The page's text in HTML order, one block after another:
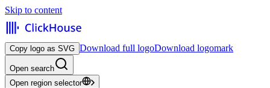
Skip to content
Copy logo as SVG Download full logoDownload logomark
Open search
Open region selector